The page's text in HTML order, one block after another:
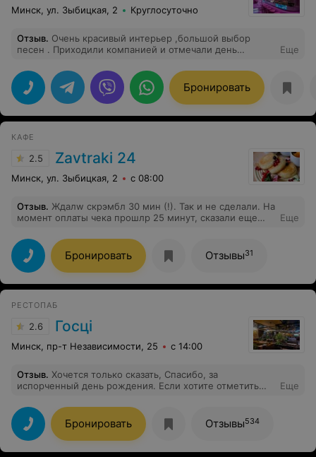
Минск, ул. Зыбицкая, 2 Круглосуточно
Отзыв. Очень красивый интерьер ,большой выбор
песен . Приходили компанией и отмечали день
дружелюбный персонал .
Еще
Бронировать
КАФЕ
2.5 Zavtraki 24
Минск, ул. Зыбицкая, 2 с 08:00
Отзыв. Ждалw скрэмбл 30 мин (!). Так и не сделали. На
момент оплаты чека прошлр 25 минут, сказали еще
деньги администратор, но сказала подождать еще 25
мин. (Это когда клиент уже ждал 30 минут, был
голодный и злой ????). Ушел. Деньги взяли, еду так и
не приготовили. О длительном ожидании не
предупредили, занято было всего 5 столиков. Не
Еще
Бронировать Отзывы31
РЕСТОПАБ
2.6 Госцi
Минск, пр-т Независимости, 25 с 14:00
Отзыв. Хочется только сказать, Спасибо, за
испорченный день рождения. Если хотите отметить
если хотите, чтобы его испортили, то идите и не
пожалеете в данное заведение.
Еще
Бронировать Отзывы534